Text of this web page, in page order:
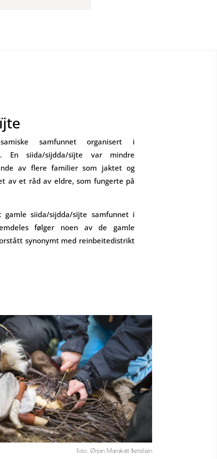
samfunnet organisert i
En siida/sijdda/sïjte var mindre
av flere familier som jaktet og
av et råd av eldre, som fungerte på
siida/sijdda/sïjte samfunnet i
følger noen av de gamle
synonymt med reinbeitedistrikt
Foto: Ørjan Marakatt Bertelsen